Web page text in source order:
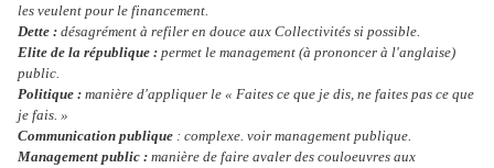
les veulent pour le financement.
Dette : désagrément à refiler en douce aux Collectivités si possible.
Elite de la république : permet le management (à prononcer à l'anglaise)
public.
Politique : manière d'appliquer le « Faites ce que je dis, ne faites pas ce que
je fais. »
Communication publique : complexe. voir management publique.
Management public : manière de faire avaler des couloeuvres aux